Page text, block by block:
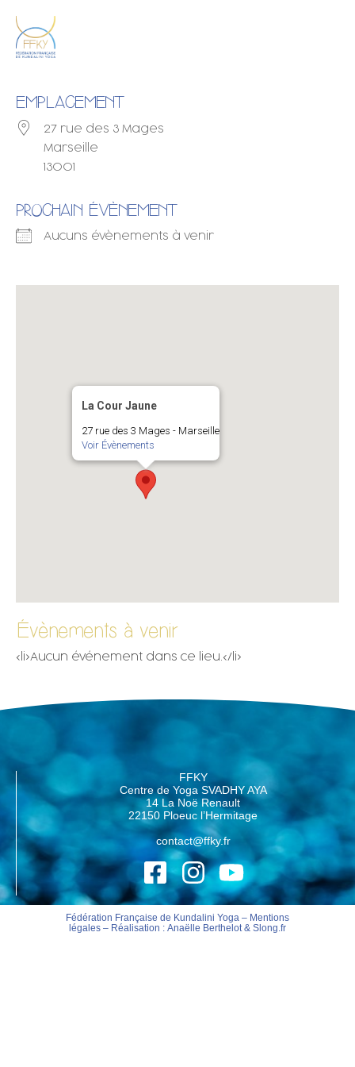
EMPLACEMENT
27 rue des 3 Mages
Marseille
13001
PROCHAIN ÉVÈNEMENT
Aucuns évènements à venir
La Cour Jaune
27 rue des 3 Mages - Marseille
Voir Évènements
Évènements à venir
<li>Aucun événement dans ce lieu.</li>
FFKY
Centre de Yoga SVADHY AYA
14 La Noë Renault
22150 Ploeuc l’Hermitage
contact@ffky.fr
Fédération Française de Kundalini Yoga – Mentions
légales– Réalisation : Anaëlle Berthelot& Slong.fr